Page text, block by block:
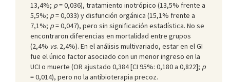
13,4%; p= 0,036), tratamiento inotrópico (13,5% frente a
5,5%; p= 0,033) y disfunción orgánica (15,1% frente a
7,1%; p= 0,047), pero sin significación estadística. No se
encontraron diferencias en mortalidad entre grupos
(2,4% vs. 2,4%). En el análisis multivariado, estar en el GI
fue el único factor asociado con un menor ingreso en la
UCI o muerte (OR ajustado 0,384 [CI 95%: 0,180 a 0,822]; p
= 0,014), pero no la antibioterapia precoz.